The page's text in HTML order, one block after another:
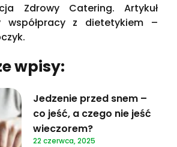
Zdrowy Catering. Artykuł
współpracy z dietetykiem –
wpisy:
Jedzenie przed snem –
co jeść, a czego nie jeść
wieczorem?
22 czerwca, 2025